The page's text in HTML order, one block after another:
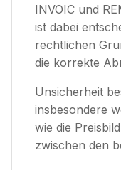
INVOIC und
ist dabei
rechtlichen
die korrekte
Unsicherheit
insbesondere
wie die
zwischen den